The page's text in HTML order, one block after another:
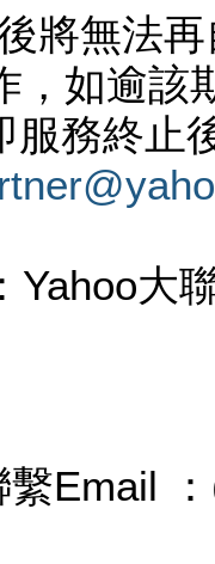
將無法
，如逾該
服務終止
Yahoo大
繫Email